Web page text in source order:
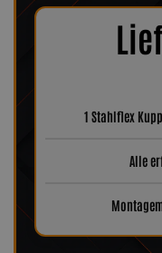
1 Stahlflex
Alle